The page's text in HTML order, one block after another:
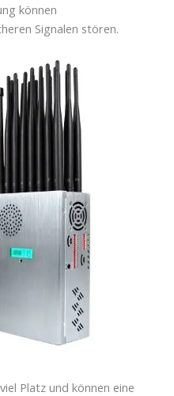
können
Signalen stören.
Platz und können eine